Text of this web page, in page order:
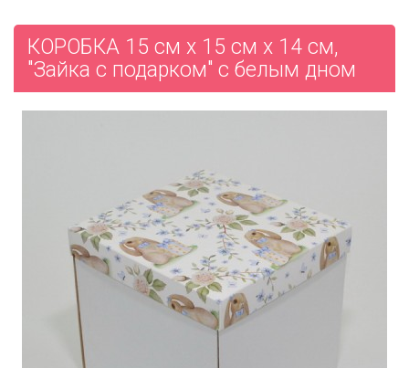
КОРОБКА 15 см х 15 см х 14 см,
"Зайка с подарком" c белым дном